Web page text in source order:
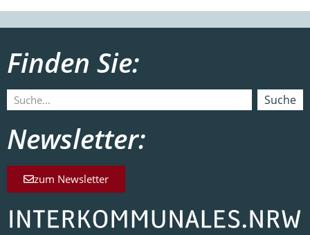
Finden Sie:
Suche
Newsletter:
zum Newsletter